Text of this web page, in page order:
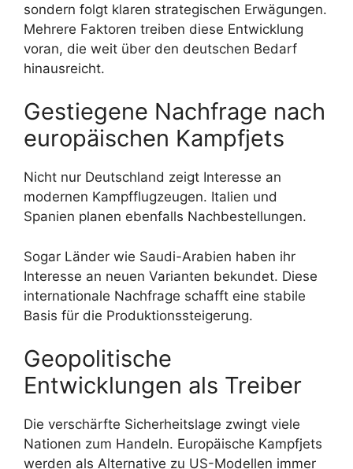
sondern folgt klaren strategischen Erwägungen.
Mehrere Faktoren treiben diese Entwicklung
voran, die weit über den deutschen Bedarf
hinausreicht.
Gestiegene Nachfrage nach
europäischen Kampfjets
Nicht nur Deutschland zeigt Interesse an
modernen Kampfflugzeugen. Italien und
Spanien planen ebenfalls Nachbestellungen.
Sogar Länder wie Saudi-Arabien haben ihr
Interesse an neuen Varianten bekundet. Diese
internationale Nachfrage schafft eine stabile
Basis für die Produktionssteigerung.
Geopolitische
Entwicklungen als Treiber
Die verschärfte Sicherheitslage zwingt viele
Nationen zum Handeln. Europäische Kampfjets
werden als Alternative zu US-Modellen immer